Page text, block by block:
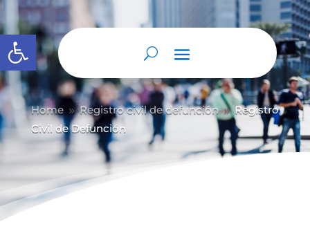
Abrir barra de herramientas
Home 9 Registro civil de defunción 9 Registro
Civil de Defunción